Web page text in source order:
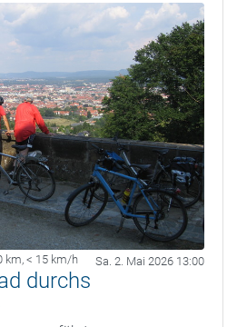
km, < 15 km/h Sa. 2. Mai 2026 13:00
durchs